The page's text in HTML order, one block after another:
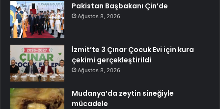
Pakistan Başbakanı Çin’de
Ağustos 8, 2026
İzmit’te 3 Çınar Çocuk Evi için kura
çekimi gerçekleştirildi
Ağustos 8, 2026
Mudanya’da zeytin sineğiyle
mücadele